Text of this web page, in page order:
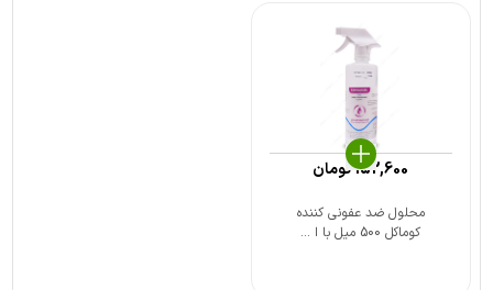
محلول ضد عفونی کننده
کوماکل 500 میل با ا ...
152,600تومان